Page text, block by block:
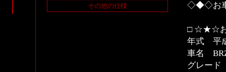
その他の仕様 ◇◆◇お
□ ☆★☆
年式 平
車名
グレー